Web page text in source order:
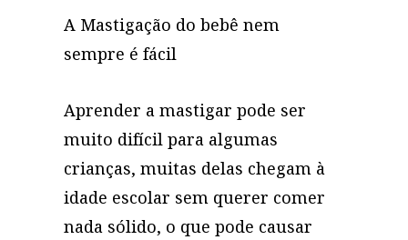
A Mastigação do bebê nem
sempre é fácil
Aprender a mastigar pode ser
muito difícil para algumas
crianças, muitas delas chegam à
idade escolar sem querer comer
nada sólido, o que pode causar